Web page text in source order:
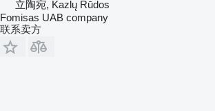
立陶宛, Kazlų Rūdos
Fomisas UAB company
联系卖方